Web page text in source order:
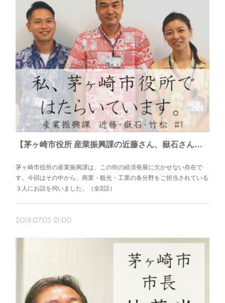
【茅ヶ崎市役所 産業振興課の近藤さん、嶽石さん、竹松さん】茅ヶ崎市を商・工・観光から盛り上げる
茅ヶ崎市役所の産業振興課は、この街の経済発展に欠かせない存在で
す。今回はその中から、商業・観光・工業の各分野をご担当されている
３人にお話を伺いました。（全2話）
2019.07.03 21:00